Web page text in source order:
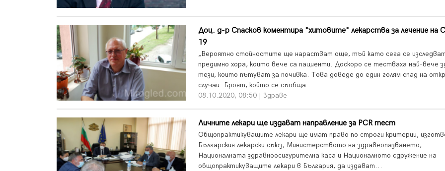
Доц. д-р Спасков коментира "хитовите" лекарства за лечение на
19
„Вероятно стойностите ще нарастват още, тъй като сега се
предимно хора, които вече са пациенти. Доскоро се тестваха най-вече
тези, които пътуват за почивка. Това доведе до един голям спад на
случаи. Броят, който се съобща...
08.10.2020, 08:50 | Здраве
Личните лекари ще издават направление за PCR тест
Общопрактикуващите лекари ще имат право по строги критерии,
Българския лекарски съюз, Министерството на здравеопазването,
Националната здравноосигурителна каса и Националното сдружение на
общопрактикуващите лекари в България, да издават...